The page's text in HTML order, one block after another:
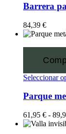
Barrera
84,39 €
Seleccionar
Parque
61,95 € -